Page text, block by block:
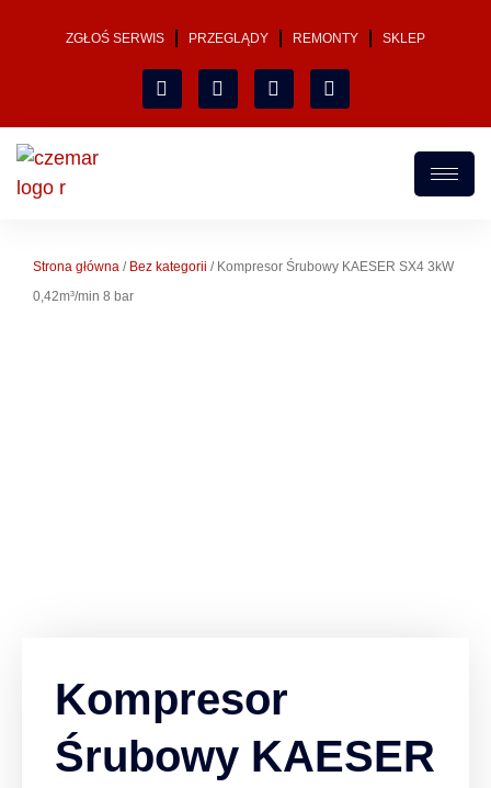
ZGŁOŚ SERWIS PRZEGLĄDY REMONTY SKLEP
Strona główna / Bez kategorii / Kompresor Śrubowy KAESER SX4 3kW
0,42m³/min 8 bar
Kompresor
Śrubowy KAESER